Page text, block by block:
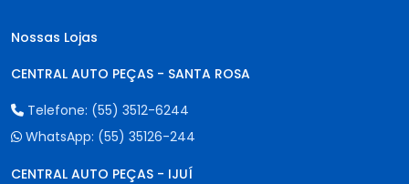
Nossas Lojas
CENTRAL AUTO PEÇAS - SANTA ROSA
Telefone: (55) 3512-6244
WhatsApp: (55) 35126-244
CENTRAL AUTO PEÇAS - IJUÍ